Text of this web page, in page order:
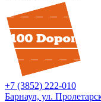
+7 (3852) 222-010
Барнаул, ул.